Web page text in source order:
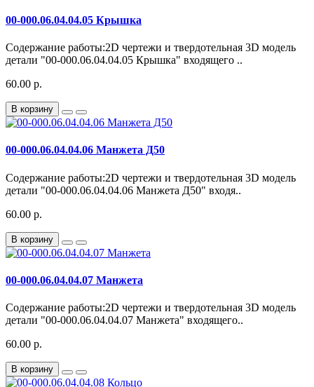
00-000.06.04.04.05 Крышка
Содержание работы:2D чертежи и твердотельная 3D модель
детали "00-000.06.04.04.05 Крышка" входящего ..
60.00 р.
В корзину
00-000.06.04.04.06 Манжета Д50
Содержание работы:2D чертежи и твердотельная 3D модель
детали "00-000.06.04.04.06 Манжета Д50" входя..
60.00 р.
В корзину
00-000.06.04.04.07 Манжета
Содержание работы:2D чертежи и твердотельная 3D модель
детали "00-000.06.04.04.07 Манжета" входящего..
60.00 р.
В корзину